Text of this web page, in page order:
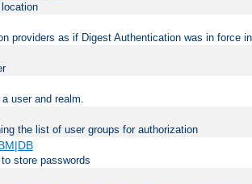
providers as if Digest Authentication was in force
user and realm.
the list of user groups for authorization
store passwords